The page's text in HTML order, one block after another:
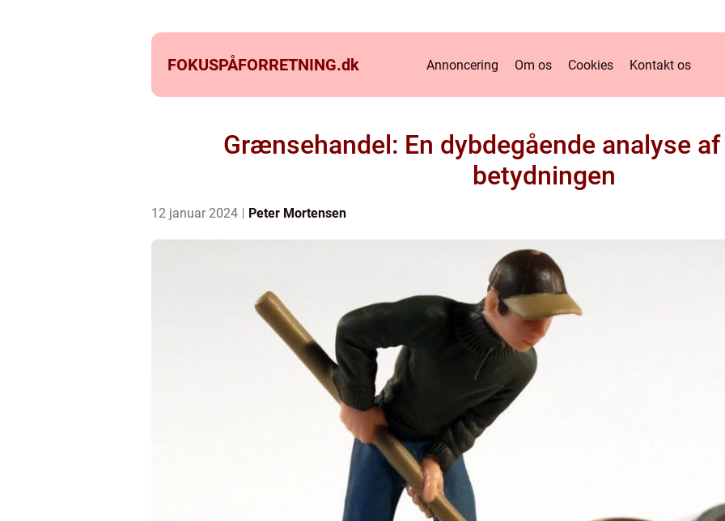
FOKUSPÅFORRETNING.dk Annoncering Om os Cookies Kontakt os
Grænsehandel: En dybdegående analyse
betydningen
12 januar 2024 Peter Mortensen